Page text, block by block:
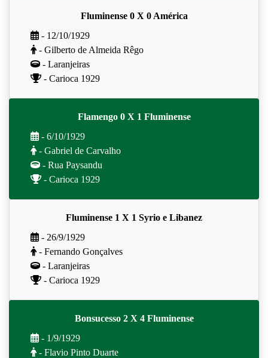
Fluminense 0 X 0 América
- 12/10/1929
- Gilberto de Almeida Rêgo
- Laranjeiras
- Carioca 1929
Flamengo 0 X 1 Fluminense
- 6/10/1929
- Gabriel de Carvalho
- Rua Paysandu
- Carioca 1929
Fluminense 1 X 1 Syrio e Libanez
- 26/9/1929
- Fernando Gonçalves
- Laranjeiras
- Carioca 1929
Bonsucesso 2 X 4 Fluminense
- 1/9/1929
- Flavio Pinto Duarte